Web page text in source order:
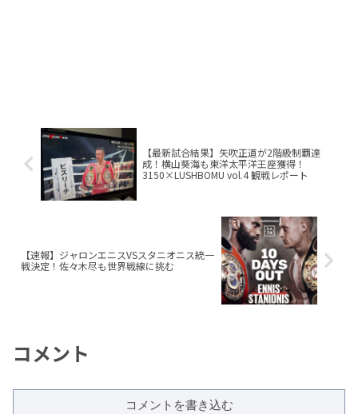
【最新試合結果】矢吹正道が2階級制覇達
成！横山葵海も東洋太平洋王座獲得！
3150×LUSHBOMU vol.4 観戦レポート
【速報】ジャロンエニスVSスタニオニス統一
戦決定！佐々木尽も世界戦線に挑む
コメント
コメントを書き込む